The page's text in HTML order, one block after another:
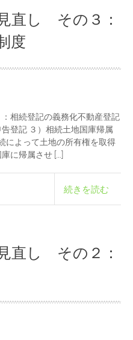
直し その３：
度
相続登記の義務化不動産登記
登記 ３）相続土地国庫帰属
によって土地の所有権を取得
に帰属させ […]
続きを読む
直し その２：